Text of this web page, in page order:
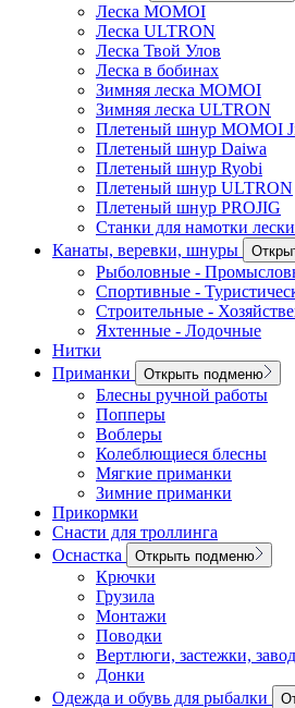
Леска MOMOI
Леска ULTRON
Леска Твой Улов
Леска в бобинах
Зимняя леска MOMOI
Зимняя леска ULTRON
Плетеный шнур MOMOI
Плетеный шнур Daiwa
Плетеный шнур Ryobi
Плетеный шнур ULTRON
Плетеный шнур PROJIG
Станки для намотки лески
Канаты, веревки, шнуры
Рыболовные -
Спортивные -
Строительные -
Яхтенные - Лодочные
Нитки
Приманки
Открыть подменю
Блесны ручной работы
Попперы
Воблеры
Колеблющиеся блесны
Мягкие приманки
Зимние приманки
Прикормки
Снасти для троллинга
Оснастка
Открыть подменю
Крючки
Грузила
Монтажи
Поводки
Вертлюги, застежки,
Донки
Одежда и обувь для рыбалки